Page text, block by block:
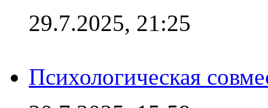
29.7.2025, 21:25
Психологическая